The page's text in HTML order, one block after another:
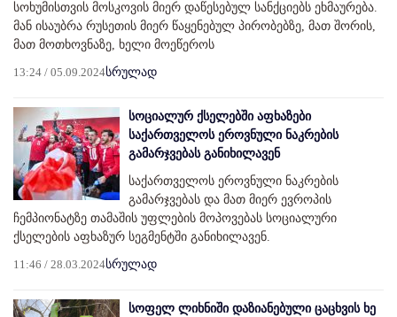
სოხუმისთვის მოსკოვის მიერ დაწესებულ სანქციებს ეხმაურება.
მან ისაუბრა რუსეთის მიერ წაყენებულ პირობებზე, მათ შორის,
მათ მოთხოვნაზე, ხელი მოეწეროს
13:24 / 05.09.2024სრულად
სოციალურ ქსელებში აფხაზები
საქართველოს ეროვნული ნაკრების
გამარჯვებას განიხილავენ
საქართველოს ეროვნული ნაკრების
გამარჯვებას და მათ მიერ ევროპის
ჩემპიონატზე თამაშის უფლების მოპოვებას სოციალური
ქსელების აფხაზურ სეგმენტში განიხილავენ.
11:46 / 28.03.2024სრულად
სოფელ ლიხნიში დაზიანებული ცაცხვის ხე